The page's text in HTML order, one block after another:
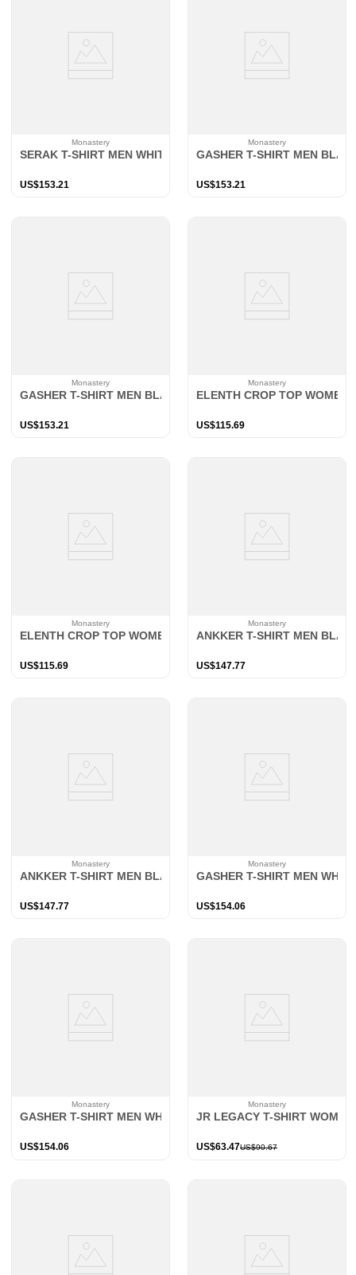
Monastery
SERAK T-SHIRT MEN WHITE
US$153.21
Monastery
GASHER T-SHIRT MEN
US$153.21
Monastery
GASHER T-SHIRT MEN BLACK
US$153.21
Monastery
ELENTH CROP TOP WOMEN
US$115.69
Monastery
ELENTH CROP TOP WOMEN PALE LILAC
US$115.69
Monastery
ANKKER T-SHIRT MEN
US$147.77
Monastery
ANKKER T-SHIRT MEN BLACK
US$147.77
Monastery
GASHER T-SHIRT MEN WHITE
US$154.06
Monastery
GASHER T-SHIRT MEN WHITE
US$154.06
Monastery
JR LEGACY T-SHIRT
US$90.67
US$63.47